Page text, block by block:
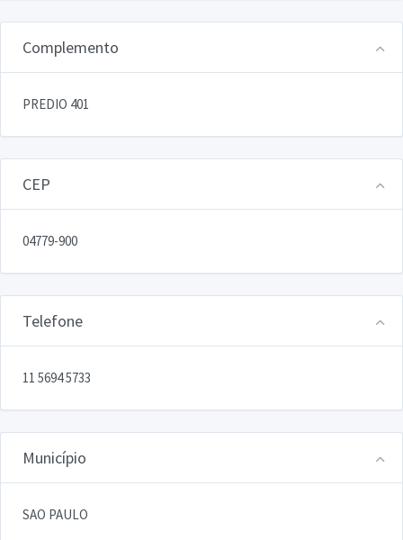
Complemento
PREDIO 401
CEP
04779-900
Telefone
11 5694 5733
Município
SAO PAULO